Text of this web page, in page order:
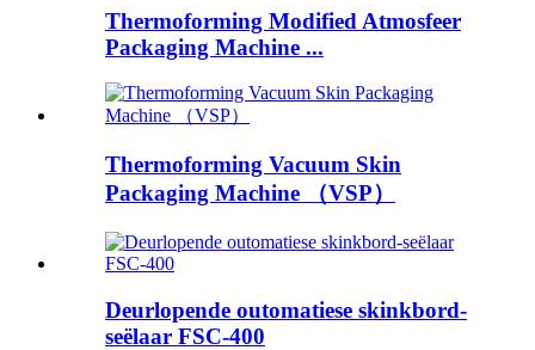
Thermoforming Modified Atmosfeer
Packaging Machine ...
Thermoforming Vacuum Skin
Packaging Machine （VSP）
Deurlopende outomatiese skinkbord-
seëlaar FSC-400